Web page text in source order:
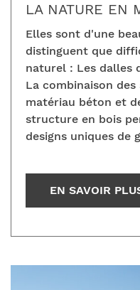
LA NATURE EN
Elles sont d'une
distinguent que
naturel : Les dalles
La combinaison
matériau béton et
structure en bois
designs uniques de
EN SAVOIR